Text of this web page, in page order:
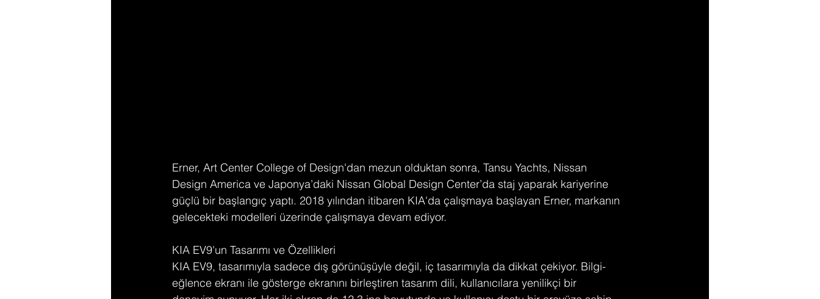
Erner, Art Center College of Design'dan mezun olduktan sonra, Tansu Yachts, Nissan
Design America ve Japonya’daki Nissan Global Design Center’da staj yaparak kariyerine
güçlü bir başlangıç yaptı. 2018 yılından itibaren KIA'da çalışmaya başlayan Erner, markanın
gelecekteki modelleri üzerinde çalışmaya devam ediyor​.
KIA EV9'un Tasarımı ve Özellikleri
KIA EV9, tasarımıyla sadece dış görünüşüyle değil, iç tasarımıyla da dikkat çekiyor. Bilgi-
eğlence ekranı ile gösterge ekranını birleştiren tasarım dili, kullanıcılara yenilikçi bir